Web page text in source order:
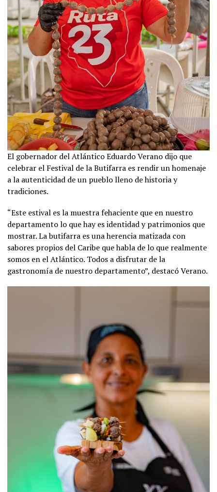
El gobernador del Atlántico Eduardo Verano dijo que
celebrar el Festival de la Butifarra es rendir un homenaje
a la autenticidad de un pueblo lleno de historia y
tradiciones.
“Este estival es la muestra fehaciente que en nuestro
departamento lo que hay es identidad y patrimonios que
mostrar. La butifarra es una herencia matizada con
sabores propios del Caribe que habla de lo que realmente
somos en el Atlántico. Todos a disfrutar de la
gastronomía de nuestro departamento”, destacó Verano.